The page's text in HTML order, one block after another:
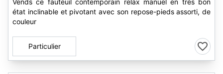
Vends ce fauteuil contemporain relax manuel en très bon
état inclinable et pivotant avec son repose-pieds assorti, de
couleur
Particulier